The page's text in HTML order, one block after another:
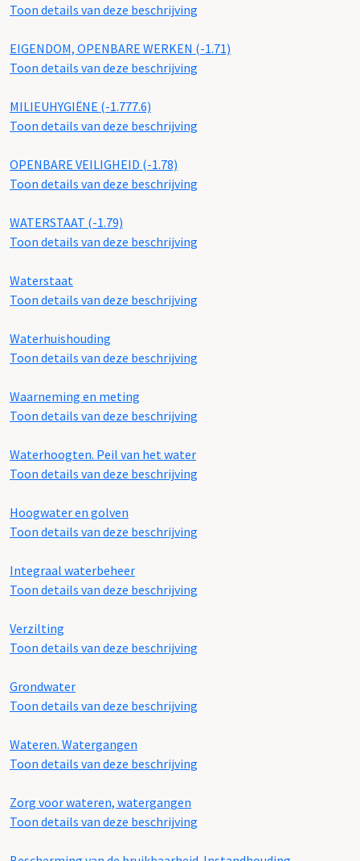
Toon details van deze beschrijving
EIGENDOM, OPENBARE WERKEN (-1.71)
Toon details van deze beschrijving
MILIEUHYGIËNE (-1.777.6)
Toon details van deze beschrijving
OPENBARE VEILIGHEID (-1.78)
Toon details van deze beschrijving
WATERSTAAT (-1.79)
Toon details van deze beschrijving
Waterstaat
Toon details van deze beschrijving
Waterhuishouding
Toon details van deze beschrijving
Waarneming en meting
Toon details van deze beschrijving
Waterhoogten. Peil van het water
Toon details van deze beschrijving
Hoogwater en golven
Toon details van deze beschrijving
Integraal waterbeheer
Toon details van deze beschrijving
Verzilting
Toon details van deze beschrijving
Grondwater
Toon details van deze beschrijving
Wateren. Watergangen
Toon details van deze beschrijving
Zorg voor wateren, watergangen
Toon details van deze beschrijving